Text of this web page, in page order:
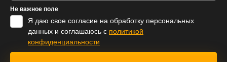
Не важное поле
Я даю свое согласие на обработку персональных
данных и соглашаюсь с политикой
конфиденциальности